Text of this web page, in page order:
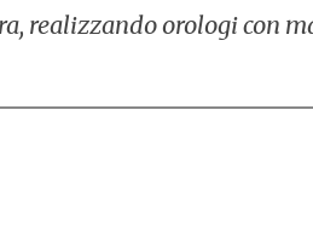
realizzando orologi con